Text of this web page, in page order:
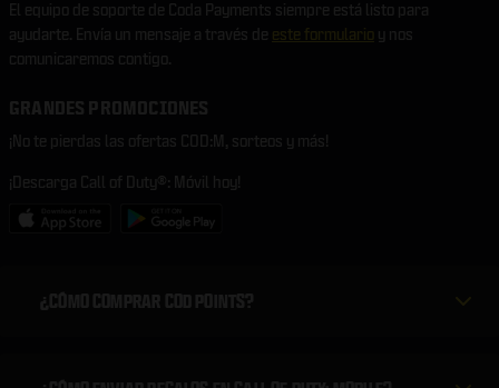
El equipo de soporte de Coda Payments siempre está listo para
ayudarte. Envía un mensaje a través de este formulario y nos
comunicaremos contigo.
GRANDES PROMOCIONES
¡No te pierdas las ofertas COD:M, sorteos y más!
¡Descarga Call of Duty®: Móvil hoy!